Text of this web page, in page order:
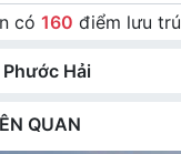
có 160 điểm lưu trú
Hải
QUAN